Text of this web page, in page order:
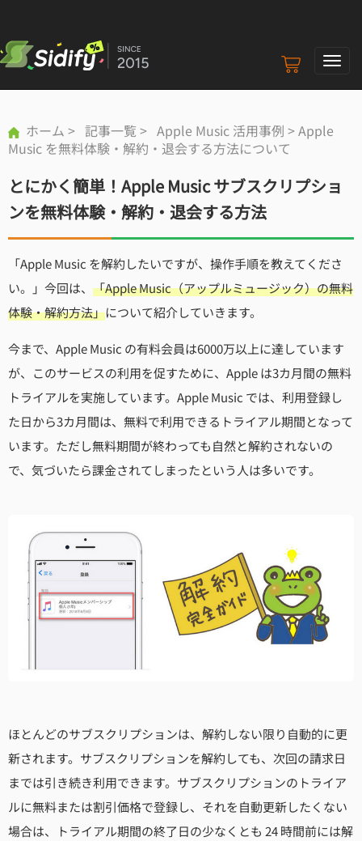
ナ
シ
の
替
え
ホーム > 記事一覧> Apple Music 活用事例 > Apple
Music を無料体験・解約・退会する方法について
とにかく簡単！Apple Music サブスクリプショ
ンを無料体験・解約・退会する方法
「Apple Music を解約したいですが、操作手順を教えてくださ
い。」今回は、 「Apple Music（アップルミュージック）の無料
体験・解約方法」について紹介していきます。
今まで、Apple Music の有料会員は6000万以上に達しています
が、このサービスの利用を促すために、Apple は3カ月間の無料
トライアルを実施しています。Apple Music では、利用登録し
た日から3カ月間は、無料で利用できるトライアル期間となって
います。ただし無料期間が終わっても自然と解約されないの
で、気づいたら課金されてしまったという人は多いです。
ほとんどのサブスクリプションは、解約しない限り自動的に更
新されます。サブスクリプションを解約しても、次回の請求日
までは引き続き利用できます。サブスクリプションのトライア
ルに無料または割引価格で登録し、それを自動更新したくない
場合は、トライアル期間の終了日の少なくとも 24 時間前には解